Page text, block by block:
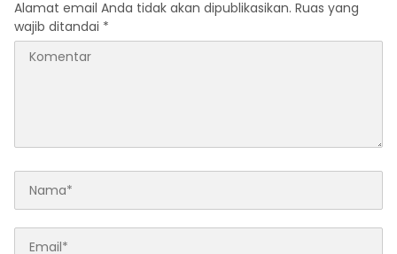
Alamat email Anda tidak akan dipublikasikan. Ruas yang
wajib ditandai *